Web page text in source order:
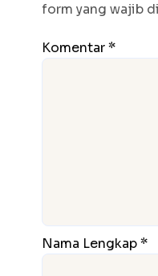
form yang wajib
Komentar *
Nama Lengkap *